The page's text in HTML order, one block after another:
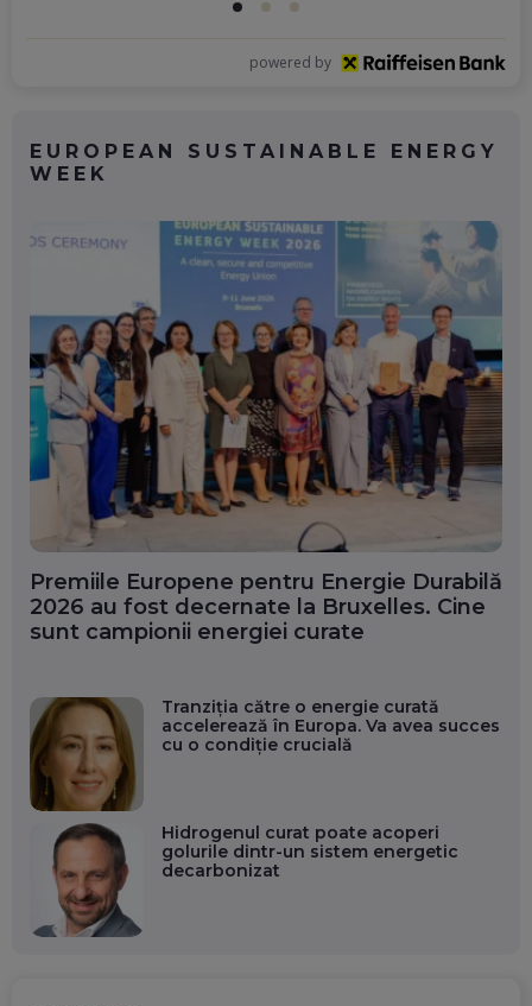
powered by
EUROPEAN SUSTAINABLE ENERGY
WEEK
Premiile Europene pentru Energie Durabilă
2026 au fost decernate la Bruxelles. Cine
sunt campionii energiei curate
Tranziția către o energie curată
accelerează în Europa. Va avea succes
cu o condiție crucială
Hidrogenul curat poate acoperi
golurile dintr-un sistem energetic
decarbonizat